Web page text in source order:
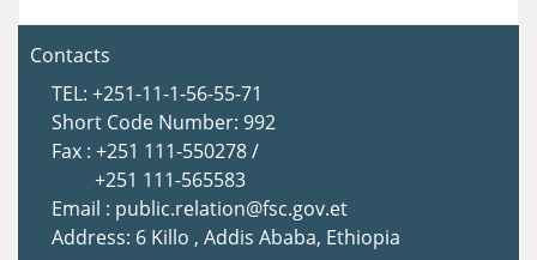
Contacts
TEL: +251-11-1-56-55-71
Short Code Number: 992
Fax : +251 111-550278 /
+251 111-565583
Email : public.relation@fsc.gov.et
Address: 6 Killo , Addis Ababa, Ethiopia